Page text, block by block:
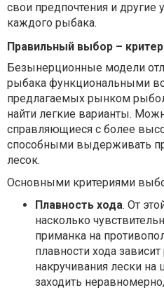
свои предпочтения и
каждого рыбака.
Правильный выбор –
Безынерционные модели
рыбака функциональными
предлагаемых рынком
найти легкие варианты.
справляющиеся с более
способными выдерживать
лесок.
Основными критериями
Плавность хода. От
насколько
приманка на
плавности хода
накручивания лески
заходить